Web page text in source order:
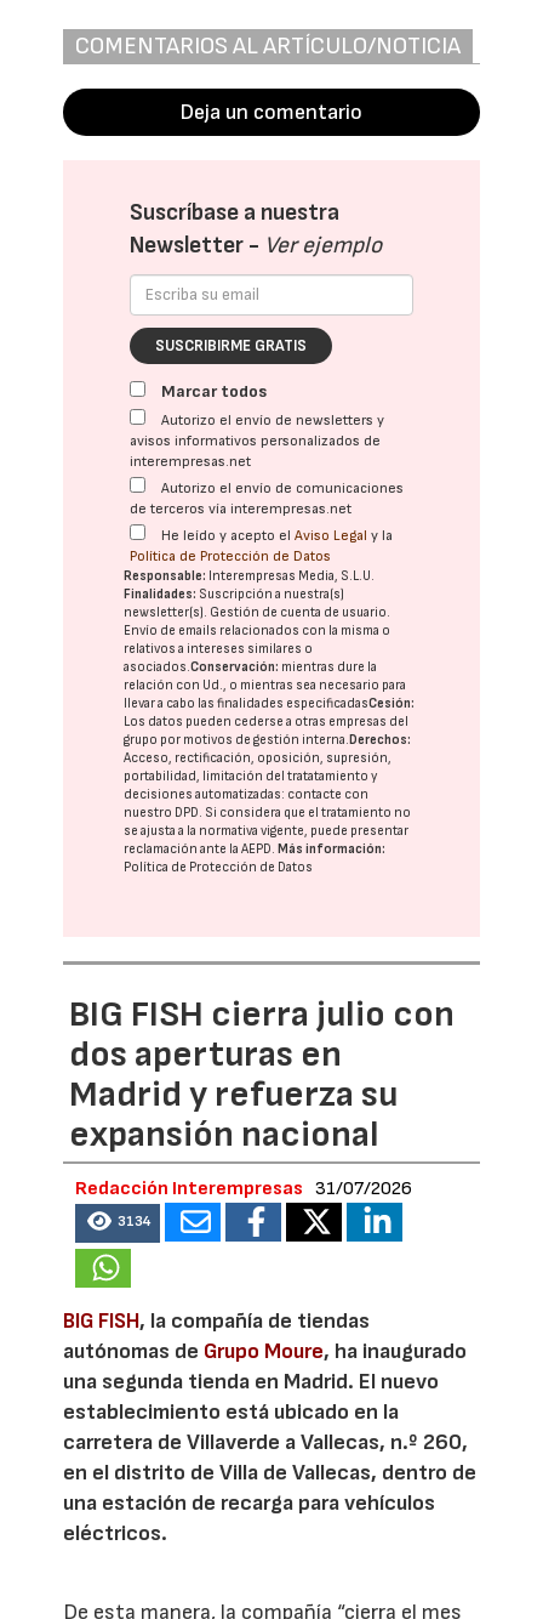
COMENTARIOS AL ARTÍCULO/NOTICIA
Deja un comentario
Suscríbase a nuestra
Newsletter - Ver ejemplo
SUSCRIBIRME GRATIS
Marcar todos
Autorizo el envío de newsletters y
avisos informativos personalizados de
interempresas.net
Autorizo el envío de comunicaciones
de terceros vía interempresas.net
He leído y acepto elAviso Legal y la
Política de Protección de Datos
Responsable: Interempresas Media, S.L.U.
Finalidades: Suscripción a nuestra(s)
newsletter(s). Gestión de cuenta de usuario.
Envío de emails relacionados con la misma o
relativos a intereses similares o
asociados.Conservación: mientras dure la
relación con Ud., o mientras sea necesario para
llevar a cabo las finalidades especificadasCesión:
Los datos pueden cederse a otras empresas del
grupo por motivos de gestión interna.Derechos:
Acceso, rectificación, oposición, supresión,
portabilidad, limitación del tratatamiento y
decisiones automatizadas: contacte con
nuestro DPD . Si considera que el tratamiento no
se ajusta a la normativa vigente, puede presentar
reclamación ante laAEPD .Más información:
Política de Protección de Datos
BIG FISH cierra julio con
dos aperturas en
Madrid y refuerza su
expansión nacional
Redacción Interempresas 31/07/2026
3134
BIG FISH, la compañía de tiendas
autónomas de Grupo Moure, ha inaugurado
una segunda tienda en Madrid. El nuevo
establecimiento está ubicado en la
carretera de Villaverde a Vallecas, n.º 260,
en el distrito de Villa de Vallecas, dentro de
una estación de recarga para vehículos
eléctricos.
De esta manera, la compañía “cierra el mes